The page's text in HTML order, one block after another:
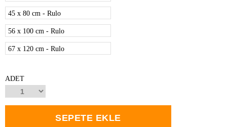
45 x 80 cm - Rulo
56 x 100 cm - Rulo
67 x 120 cm - Rulo
ADET